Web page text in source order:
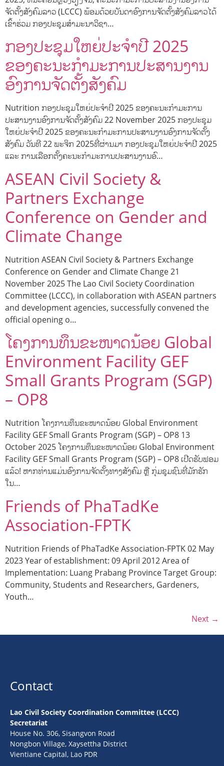
ຈັດຕັ້ງສັງຄົມລາວ (LCCC) ພ້ອມດ້ວຍບັນດາອົງການຈັດຕັ້ງສັງຄົມລາວໄດ້
ເຂົ້າຮ່ວມ ກອງປະຊຸມສໍາມະນາວິຊາ…
ກອງປະຊຸມໃຫຍ່ປະຈໍາປີ 2025
ຂອງຄະນະກໍາມະການປະສານງານ
ອົງການຈັດຕັ້ງສັງຄົມ
Nutrition ກອງປະຊຸມໃຫຍ່ປະຈໍາປີ 2025 ຂອງຄະນະກໍາມະການ
ປະສານງານອົງການຈັດຕັ້ງສັງຄົມ 22 November 2025 ກອງປະຊຸມ
ໃຫຍ່ປະຈໍາປີ 2025 ຂອງຄະນະກໍາມະການປະສານງານອົງການຈັດຕັ້ງ
ສັງຄົມ ວັນທີ 22 ພະຈິກ 2025ທີ່ຜ່ານມາ ກອງປະຊຸມໃຫຍ່ປະຈໍາປີ 2025
ແລະ ການເລືອກຕັ້ງຄະນະກໍາມະການປະສານງານອົ…
ASEAN Civil Society &
Partners Exchange
Conference on Gender and
Climate Change
Nutrition ASEAN Civil Society & Partners Exchange
Conference on Gender and Climate Change 21
November 2025 The Lao Civil Society Coordination
Committee (LCCC), in collaboration with ASEAN partners
and development agencies, successfully convened the
official opening o…
ໂຄງການທຶນຂະໜາດນ້ອຍ Global
Environment Facility GEF
Small Grants Program (SGP)
– OP8
Nutrition ໂຄງການທຶນຂະໜາດນ້ອຍ Global Environment
Facility GEF Small Grants Program (SGP) – OP8 13
October 2025 ໂຄງການທຶນຂະໜາດນ້ອຍ Global Environment
Facility GEF Small Grants Program (SGP) – OP8 ເປີດຮັບຟອມ
ແລ້ວ! ຫາກທ່ານແມ່ນອົງການຈັດຕັ້ງທາງສັງຄົມ ຫຼື ກຸ່ມຊຸມຊົນທີ່ມັກຮັກ
ໃນ…
Friends of PhaTadKe
Association-FPTK
Nutrition Friends of PhaTadKe Association-FPTK 02 May
2023 Year of establishment: 09 April 2012 Area of
Implementation: Luang Prabang Province Target Group:
Community, Students and Researchers, Gardeners,
Youth…
Next →
Contact
Lao Civil Society Coordination Committee (LCCC)
Secretariat
House No. 306, Sisangvon Road
Nongbon Village, Xaysettha District
Vientiane Capital, Lao PDR